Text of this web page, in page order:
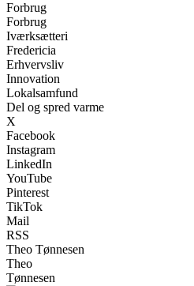
Forbrug
Forbrug
Iværksætteri
Fredericia
Erhvervsliv
Innovation
Lokalsamfund
Del og spred varme
X
Facebook
Instagram
LinkedIn
YouTube
Pinterest
TikTok
Mail
RSS
Theo Tønnesen
Theo
Tønnesen